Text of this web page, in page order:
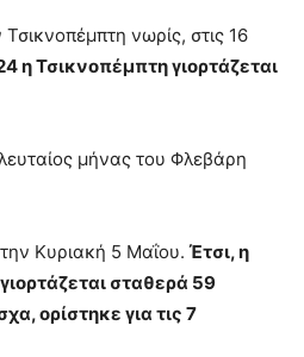
νωρίς, στις 16
η Τσικνοπέμπτη γιορτάζεται
μήνας του Φλεβάρη
Κυριακή 5 Μαΐου. Έτσι, η
σταθερά 59
ορίστηκε για τις 7